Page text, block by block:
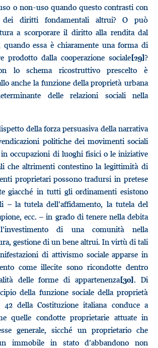
o non-uso quando questo contrasti con
dei diritti fondamentali altrui? O può
a scorporare il diritto alla rendita dal
quando essa è chiaramente una forma di
prodotto dalla cooperazione sociale[29]?
lo schema ricostruttivo prescelto è
anche la funzione della proprietà urbana
delle relazioni sociali nella
della forza persuasiva della narrativa
politiche dei movimenti sociali
occupazioni di luoghi fisici o le iniziative
che altrimenti contestino la legittimità di
proprietari possono tradursi in pretese
giacché in tutti gli ordinamenti esistono
– la tutela dell’affidamento, la tutela del
ecc. – in grado di tenere nella debita
l’investimento di una comunità nella
gestione di un bene altrui. In virtù di tali
di attivismo sociale apparse in
come illecite sono ricondotte dentro
delle forme di appartenenza[30]. Di
della funzione sociale della proprietà
42 della Costituzione italiana conduce a
quelle condotte proprietarie attuate in
generale, sicché un proprietario che
immobile in stato d’abbandono non